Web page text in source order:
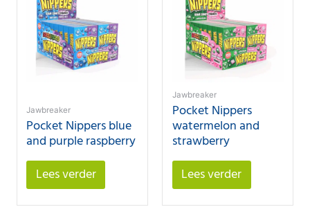
Jawbreaker
Pocket Nippers blue
and purple raspberry
Lees verder
Jawbreaker
Pocket Nippers
watermelon and
strawberry
Lees verder